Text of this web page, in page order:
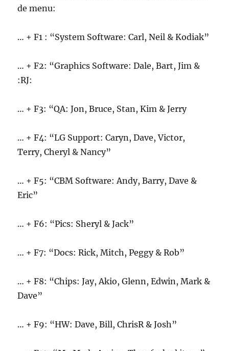
de menu:
… + F1 : “System Software: Carl, Neil & Kodiak”
… + F2: “Graphics Software: Dale, Bart, Jim &
:RJ:
… + F3: “QA: Jon, Bruce, Stan, Kim & Jerry
… + F4: “LG Support: Caryn, Dave, Victor,
Terry, Cheryl & Nancy”
… + F5: “CBM Software: Andy, Barry, Dave &
Eric”
… + F6: “Pics: Sheryl & Jack”
… + F7: “Docs: Rick, Mitch, Peggy & Rob”
… + F8: “Chips: Jay, Akio, Glenn, Edwin, Mark &
Dave”
… + F9: “HW: Dave, Bill, ChrisR & Josh”